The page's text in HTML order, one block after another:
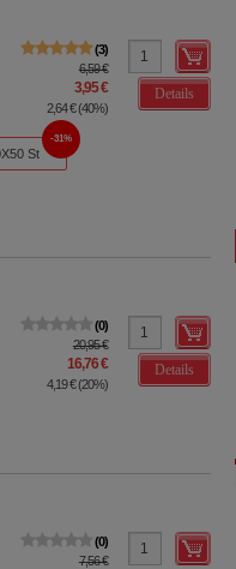
3
6,59 €
3,95 €
2,64 €(40%)
Details
St
31%
0
20,95 €
16,76 €
4,19 €(20%)
Details
0
7,56 €